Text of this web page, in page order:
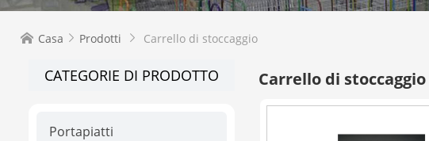
 Casa  Prodotti  Carrello di stoccaggio
CATEGORIE DI PRODOTTO
Portapiatti
Carrello di stoccaggio